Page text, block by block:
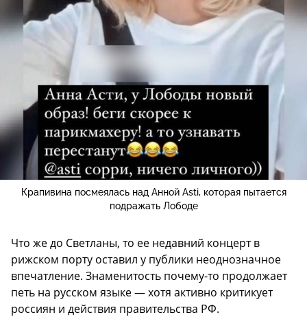
Крапивина посмеялась над Анной Asti, которая пытается
подражать Лободе
Что же до Светланы, то ее недавний концерт в
рижском порту оставил у публики неоднозначное
впечатление. Знаменитость почему-то продолжает
петь на русском языке — хотя активно критикует
россиян и действия правительства РФ.